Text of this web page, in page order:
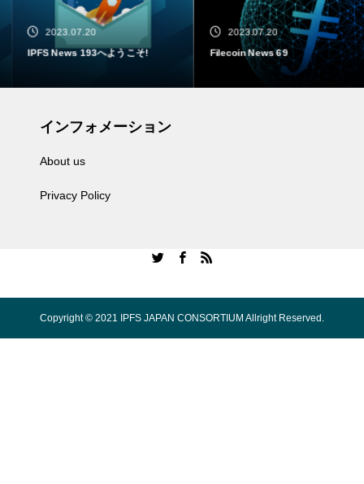
2023.07.20
IPFS News 193へようこそ!
2023.07.20
Filecoin News 69
インフォメーション
About us
Privacy Policy
Copyright © 2021 IPFS JAPAN CONSORTIUM Allright Reserved.